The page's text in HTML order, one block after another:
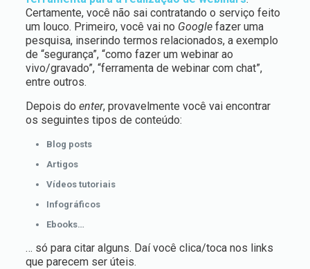
Certamente, você não sai contratando o serviço feito
um louco. Primeiro, você vai no Googlefazer uma
pesquisa, inserindo termos relacionados, a exemplo
de “segurança”, “como fazer um webinar ao
vivo/gravado”, “ferramenta de webinar com chat”,
entre outros.
Depois do enter, provavelmente você vai encontrar
os seguintes tipos de conteúdo:
Blog posts
Artigos
Vídeos tutoriais
Infográficos
Ebooks…
… só para citar alguns. Daí você clica/toca nos links
que parecem ser úteis.